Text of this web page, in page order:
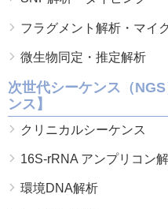
フラグメント解析・マイ
微生物同定・推定解析
次世代シーケンス（
ンス】
クリニカルシーケンス
16S-rRNA アンプリコン
環境DNA解析